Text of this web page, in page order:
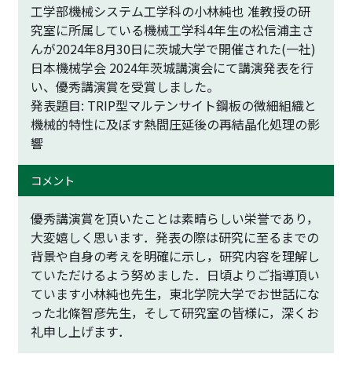
工学部機械システム工学科の小林純也 准教授の研
究室に所属している機械工学科4年生の松信浦主さ
んが2024年8月30日に茨城大学で開催された(一社)
日本機械学会 2024年茨城講演会にて講演発表を行
い、優秀講演賞を受賞しました。
発表題目: TRIP型マルテンサイト鋼板の微細組織と
機械的特性に及ぼす熱間圧延後の再結晶化処理の影
響
コメント
優秀講演賞を頂いたことは素晴らしい栄誉であり，
大変嬉しく思います．発表の際は研究に至るまでの
背景や自身の考えを明確に示し，研究内容を理解し
ていただけるよう努めました．日頃よりご指導頂い
ています小林純也先生，東北学院大学でお世話にな
った北條智彦先生，そして研究室の皆様に，深くお
礼申し上げます．